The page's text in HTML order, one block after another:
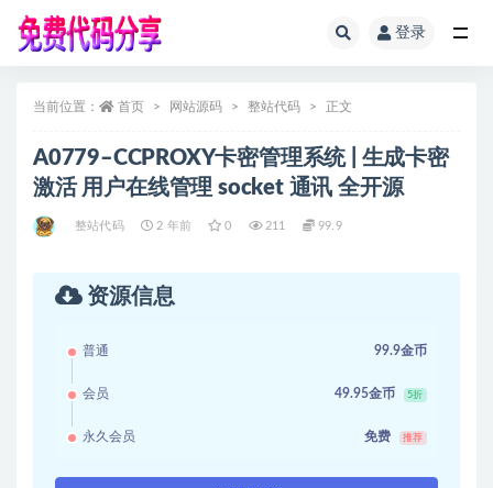
登录
当前位置： 首页 网站源码 整站代码 正文
A0779–CCPROXY卡密管理系统 | 生成卡密
激活 用户在线管理 socket 通讯 全开源
整站代码 2 年前 0 211 99.9
资源信息
普通 99.9金币
会员 49.95金币 5折
永久会员 免费 推荐